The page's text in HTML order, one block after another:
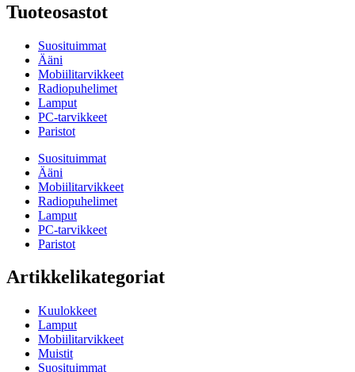
Tuoteosastot
Suosituimmat
Ääni
Mobiilitarvikkeet
Radiopuhelimet
Lamput
PC-tarvikkeet
Paristot
Suosituimmat
Ääni
Mobiilitarvikkeet
Radiopuhelimet
Lamput
PC-tarvikkeet
Paristot
Artikkelikategoriat
Kuulokkeet
Lamput
Mobiilitarvikkeet
Muistit
Suosituimmat